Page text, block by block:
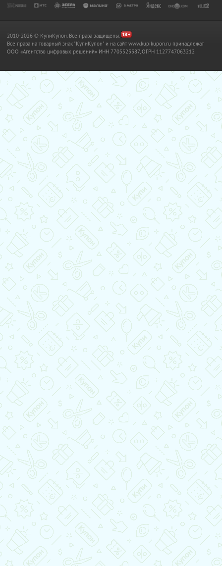
2010-2026 © КупиКупон. Все права защищены.
Все права на товарный знак "КупиКупон" и на сайт www.kupikupon.ru принадлежат
OOO «Агентство цифровых решений» ИНН 7705523387, ОГРН 1127747063212